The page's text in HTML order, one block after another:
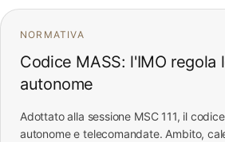
NORMATIVA
Codice MASS: l'IMO regola
autonome
Adottato alla sessione MSC 111, il
autonome e telecomandate. Ambito,